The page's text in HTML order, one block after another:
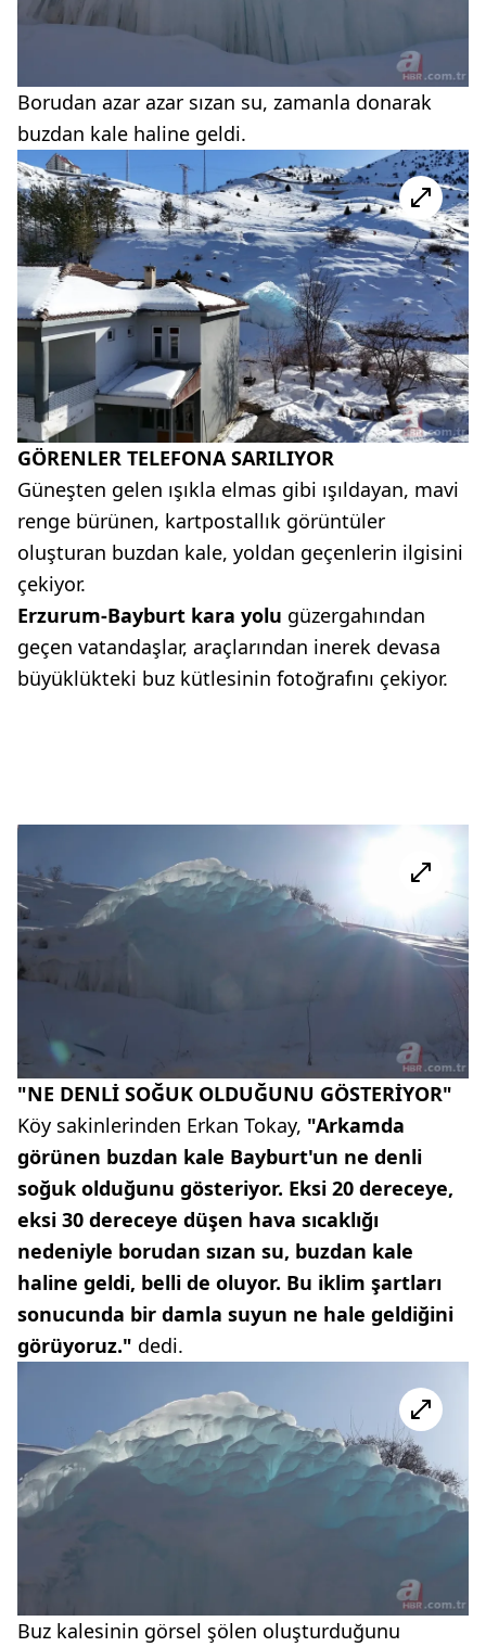
Borudan azar azar sızan su, zamanla donarak
buzdan kale haline geldi.
GÖRENLER TELEFONA SARILIYOR
Güneşten gelen ışıkla elmas gibi ışıldayan, mavi
renge bürünen, kartpostallık görüntüler
oluşturan buzdan kale, yoldan geçenlerin ilgisini
çekiyor.
Erzurum-Bayburt kara yolu güzergahından
geçen vatandaşlar, araçlarından inerek devasa
büyüklükteki buz kütlesinin fotoğrafını çekiyor.
"NE DENLİ SOĞUK OLDUĞUNU GÖSTERİYOR"
Köy sakinlerinden Erkan Tokay, "Arkamda
görünen buzdan kale Bayburt'un ne denli
soğuk olduğunu gösteriyor. Eksi 20 dereceye,
eksi 30 dereceye düşen hava sıcaklığı
nedeniyle borudan sızan su, buzdan kale
haline geldi, belli de oluyor. Bu iklim şartları
sonucunda bir damla suyun ne hale geldiğini
görüyoruz." dedi.
Buz kalesinin görsel şölen oluşturduğunu